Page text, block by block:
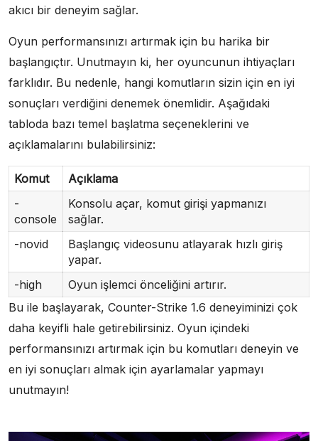
akıcı bir deneyim sağlar.
Oyun performansınızı artırmak için bu harika bir
başlangıçtır. Unutmayın ki, her oyuncunun ihtiyaçları
farklıdır. Bu nedenle, hangi komutların sizin için en iyi
sonuçları verdiğini denemek önemlidir. Aşağıdaki
tabloda bazı temel başlatma seçeneklerini ve
açıklamalarını bulabilirsiniz:
Komut
Açıklama
-
console
Konsolu açar, komut girişi yapmanızı
sağlar.
-novid
Başlangıç videosunu atlayarak hızlı giriş
yapar.
-high
Oyun işlemci önceliğini artırır.
Bu ile başlayarak, Counter-Strike 1.6 deneyiminizi çok
daha keyifli hale getirebilirsiniz. Oyun içindeki
performansınızı artırmak için bu komutları deneyin ve
en iyi sonuçları almak için ayarlamalar yapmayı
unutmayın!